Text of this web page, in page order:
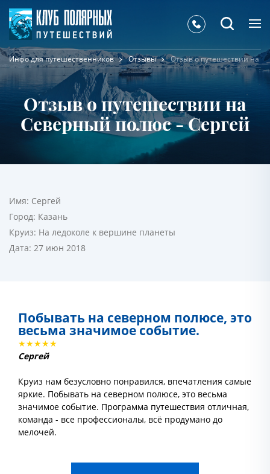
Инфо для путешественников Отзывы Отзыв о путешествии на
Отзыв о путешествии на
Северный полюс - Сергей
Имя: Сергей
Город: Казань
Круиз: На ледоколе к вершине планеты
Дата: 27 июн 2018
Побывать на северном полюсе, это
весьма значимое событие.
★★★★★
Сергей
Круиз нам безусловно понравился, впечатления самые
яркие. Побывать на северном полюсе, это весьма
значимое событие. Программа путешествия отличная,
команда - все профессионалы, всё продумано до
мелочей.